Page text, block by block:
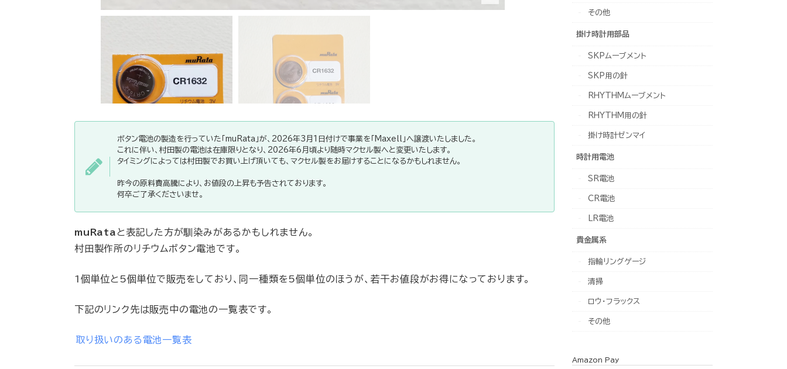
ボタン電池の製造を行っていた「muRata」が、2026年3月1日付けで事業を「Maxell」へ譲渡いたしました。
これに伴い、村田製の電池は在庫限りとなり、2026年6月頃より随時マクセル製へと変更いたします。
タイミングによっては村田製でお買い上げ頂いても、マクセル製をお届けすることになるかもしれません。
昨今の原料費高騰により、お値段の上昇も予告されております。
何卒ご了承くださいませ。
muRata と表記した方が馴染みがあるかもしれません。
村田製作所のリチウムボタン電池です。
1個単位と5個単位で販売をしており、同一種類を5個単位のほうが、若干お値段がお得になっております。
下記のリンク先は販売中の電池の一覧表です。
取り扱いのある電池一覧表
その他
掛け時計用部品
SKPムーブメント
SKP用の針
RHYTHMムーブメント
RHYTHM用の針
掛け時計ゼンマイ
時計用電池
SR電池
CR電池
LR電池
貴金属系
指輪リングゲージ
清掃
ロウ・フラックス
その他
Amazon Pay